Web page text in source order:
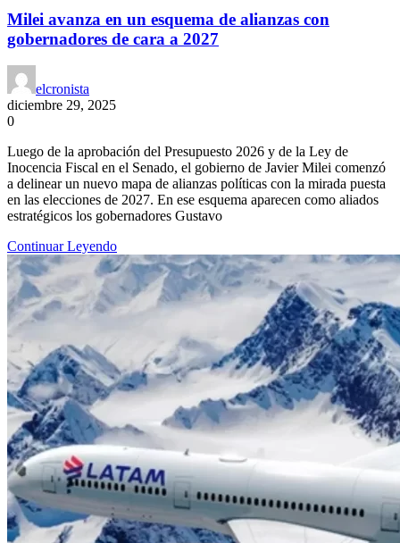
Milei avanza en un esquema de alianzas con
gobernadores de cara a 2027
elcronista
diciembre 29, 2025
0
Luego de la aprobación del Presupuesto 2026 y de la Ley de
Inocencia Fiscal en el Senado, el gobierno de Javier Milei comenzó
a delinear un nuevo mapa de alianzas políticas con la mirada puesta
en las elecciones de 2027. En ese esquema aparecen como aliados
estratégicos los gobernadores Gustavo
Continuar Leyendo